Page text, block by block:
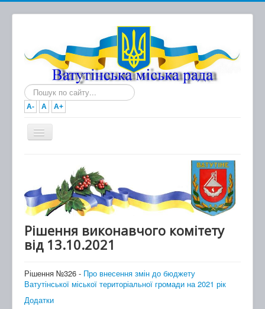
Пошук...
A- A A+
Новини
Документи
Виконавчий комітет
Рішення виконавчого комітету
від 13.10.2021
Рішення №326 - Про внесення змін до бюджету
Ватутінської міської територіальної громади на 2021 рік
Додатки